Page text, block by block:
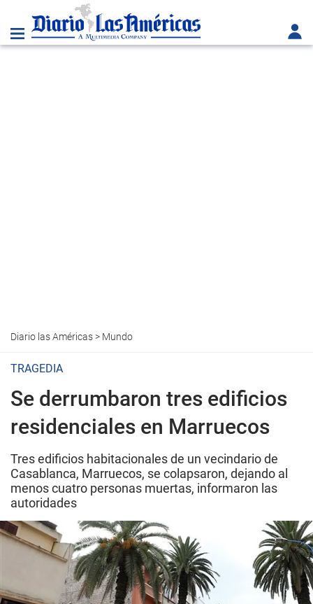
Diario las Américas> Mundo
TRAGEDIA
Se derrumbaron tres edificios
residenciales en Marruecos
Tres edificios habitacionales de un vecindario de
Casablanca, Marruecos, se colapsaron, dejando al
menos cuatro personas muertas, informaron las
autoridades